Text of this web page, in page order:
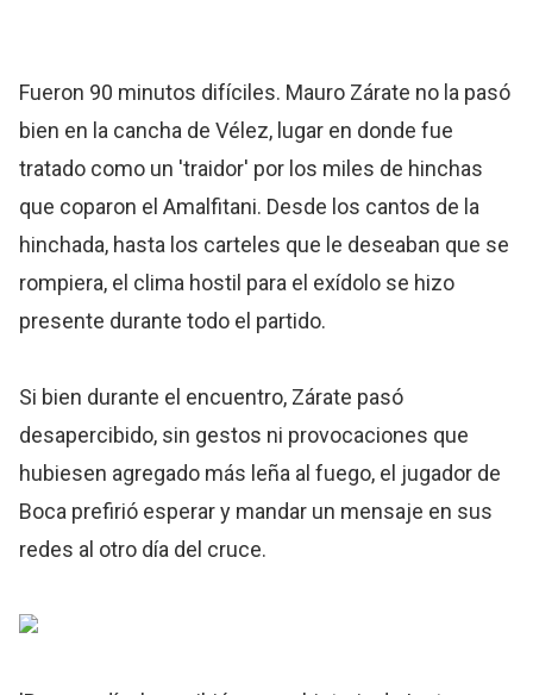
Fueron 90 minutos difíciles. Mauro Zárate no la pasó
bien en la cancha de Vélez, lugar en donde fue
tratado como un 'traidor' por los miles de hinchas
que coparon el Amalfitani. Desde los cantos de la
hinchada, hasta los carteles que le deseaban que se
rompiera, el clima hostil para el exídolo se hizo
presente durante todo el partido.
Si bien durante el encuentro, Zárate pasó
desapercibido, sin gestos ni provocaciones que
hubiesen agregado más leña al fuego, el jugador de
Boca prefirió esperar y mandar un mensaje en sus
redes al otro día del cruce.